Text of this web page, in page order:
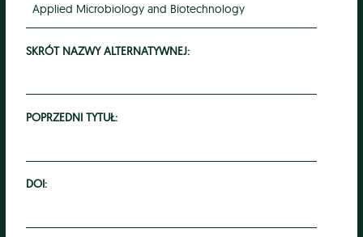
Applied Microbiology and Biotechnology
SKRÓT NAZWY ALTERNATYWNEJ:
POPRZEDNI TYTUŁ:
DOI: